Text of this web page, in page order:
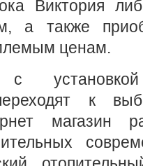
Виктория
а также
ценам.
с
к
магазин